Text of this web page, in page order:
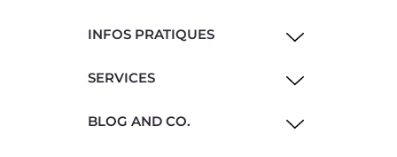
INFOS PRATIQUES
SERVICES
BLOG AND CO.